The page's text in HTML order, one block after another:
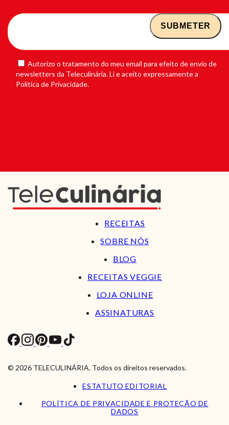
Autorizo o tratamento do meu email para efeito de envio de
newsletters da Teleculinária. Li e aceito expressamente a
Política de Privacidade.
RECEITAS
SOBRE NÓS
BLOG
RECEITAS VEGGIE
LOJA ONLINE
ASSINATURAS
© 2026 TELECULINÁRIA. Todos os direitos reservados.
ESTATUTO EDITORIAL
POLÍTICA DE PRIVACIDADE E PROTEÇÃO DE
DADOS